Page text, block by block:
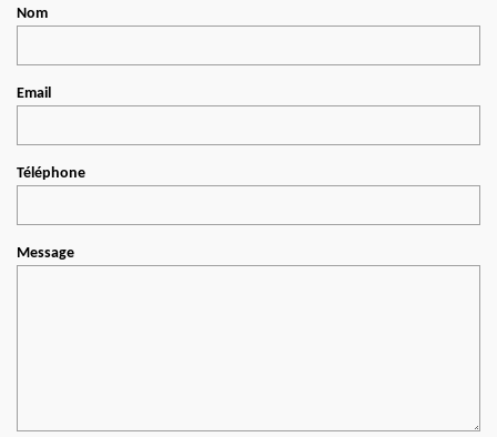
Nom
Email
Téléphone
Message